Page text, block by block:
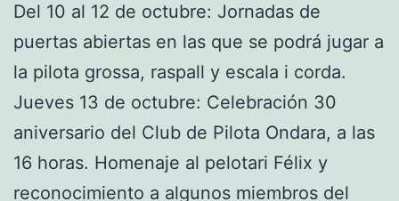
Del 10 al 12 de octubre: Jornadas de
puertas abiertas en las que se podrá jugar a
la pilota grossa, raspall y escala i corda.
Jueves 13 de octubre: Celebración 30
aniversario del Club de Pilota Ondara, a las
16 horas. Homenaje al pelotari Félix y
reconocimiento a algunos miembros del